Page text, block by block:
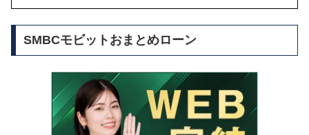
SMBCモビットおまとめローン